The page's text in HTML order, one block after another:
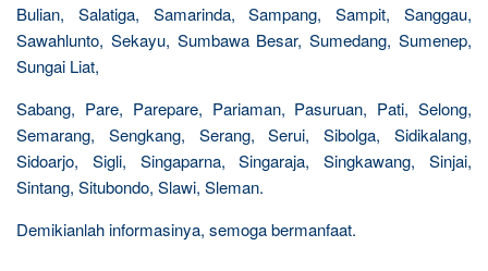
Bulian, Salatiga, Samarinda, Sampang, Sampit, Sanggau,
Sawahlunto, Sekayu, Sumbawa Besar, Sumedang, Sumenep,
Sungai Liat,
Sabang, Pare, Parepare, Pariaman, Pasuruan, Pati, Selong,
Semarang, Sengkang, Serang, Serui, Sibolga, Sidikalang,
Sidoarjo, Sigli, Singaparna, Singaraja, Singkawang, Sinjai,
Sintang, Situbondo, Slawi, Sleman.
Demikianlah informasinya, semoga bermanfaat.